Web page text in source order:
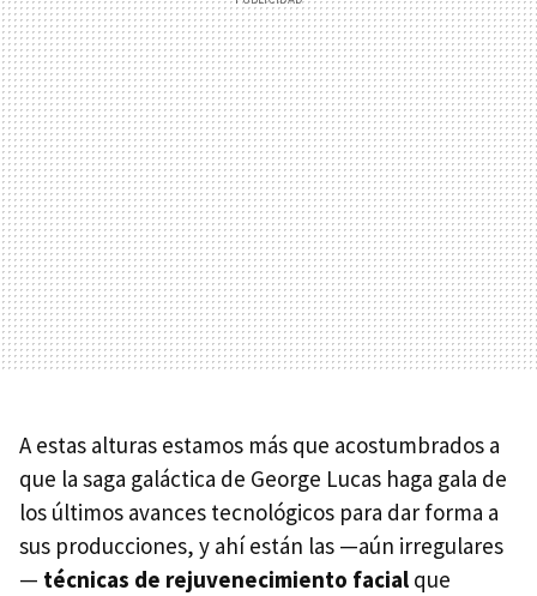
A estas alturas estamos más que acostumbrados a
que la saga galáctica de George Lucas haga gala de
los últimos avances tecnológicos para dar forma a
sus producciones, y ahí están las —aún irregulares
— técnicas de rejuvenecimiento facial que